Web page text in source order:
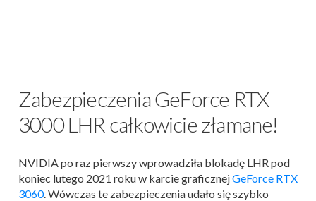
Zabezpieczenia GeForce RTX
3000 LHR całkowicie złamane!
NVIDIA po raz pierwszy wprowadziła blokadę LHR pod
koniec lutego 2021 roku w karcie graficznejGeForce RTX
3060. Wówczas te zabezpieczenia udało się szybko